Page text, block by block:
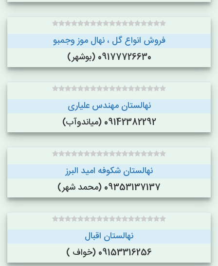
فروش انواع گل ، نهال موز وجمبو
09177726630 (بوشهر)
نهالستان مهندس علیاری
09142382292 (میاندوآب)
نهالستان شکوفه امید البرز
09353137137 (محمد شهر)
نهالستان اقبال
09153316256 (خواف )